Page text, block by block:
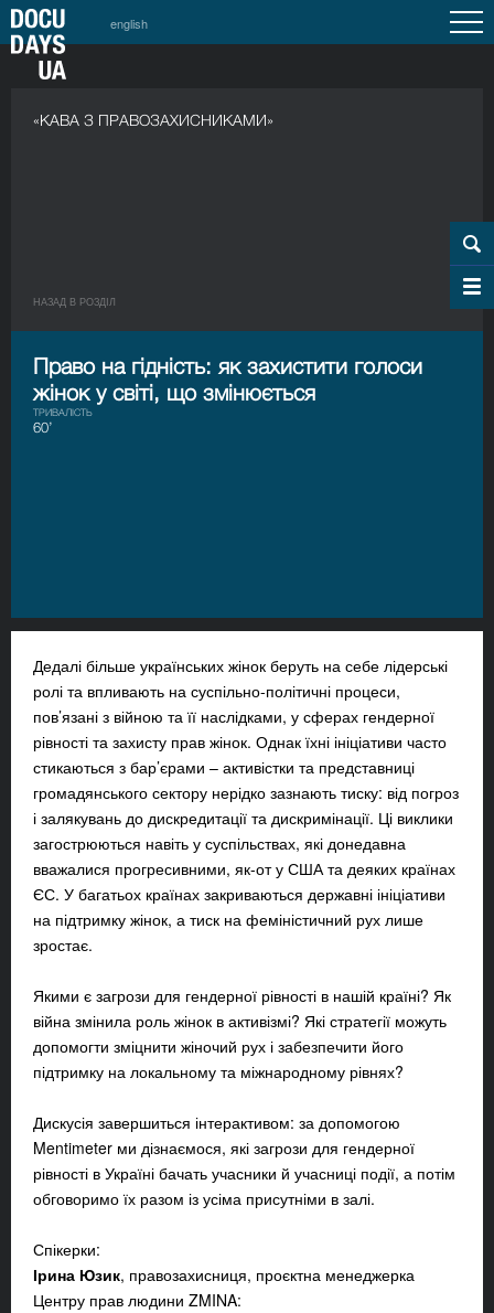
english
«КАВА З ПРАВОЗАХИСНИКАМИ»
НАЗАД В РОЗДIЛ
Право на гідність: як захистити голоси
жінок у світі, що змінюється
ТРИВАЛІСТЬ
60’
Дедалі більше українських жінок беруть на себе лідерські
ролі та впливають на суспільно-політичні процеси,
пов’язані з війною та її наслідками, у сферах гендерної
рівності та захисту прав жінок. Однак їхні ініціативи часто
стикаються з бар’єрами – активістки та представниці
громадянського сектору нерідко зазнають тиску: від погроз
і залякувань до дискредитації та дискримінації. Ці виклики
загострюються навіть у суспільствах, які донедавна
вважалися прогресивними, як-от у США та деяких країнах
ЄС. У багатьох країнах закриваються державні ініціативи
на підтримку жінок, а тиск на феміністичний рух лише
зростає.
Якими є загрози для гендерної рівності в нашій країні? Як
війна змінила роль жінок в активізмі? Які стратегії можуть
допомогти зміцнити жіночий рух і забезпечити його
підтримку на локальному та міжнародному рівнях?
Дискусія завершиться інтерактивом: за допомогою
Mentimeter ми дізнаємося, які загрози для гендерної
рівності в Україні бачать учасники й учасниці події, а потім
обговоримо їх разом із усіма присутніми в залі.
Спікерки:
Ірина Юзик, правозахисниця, проєктна менеджерка
Центру прав людини ZMINA: